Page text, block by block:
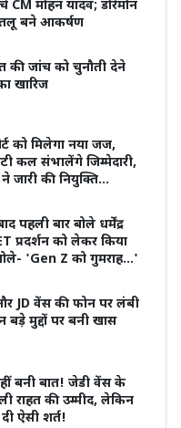
मोहन यादव; डोरेमोन
बने आकर्षण
की जांच को चुनौती देने
खारिज
को मिलेगा नया जज,
कल संभालेंगे जिम्मेदारी,
जारी की नियुक्ति
पहली बार बोले धर्मेंद्र
प्रदर्शन को लेकर किया
'Gen Z को गुमराह...'
JD वेंस की फोन पर लंबी
बड़े मुद्दों पर बनी खास
बनी बात! जेडी वेंस के
राहत की उम्मीद, लेकिन
ऐसी शर्त!